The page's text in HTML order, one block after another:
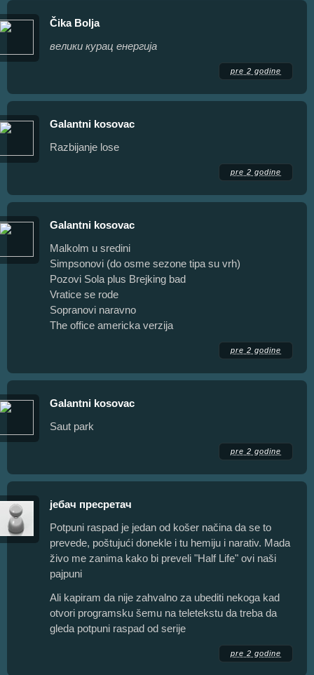
Čika Bolja
велики курац енергија
pre 2 godine
Galantni kosovac
Razbijanje lose
pre 2 godine
Galantni kosovac
Malkolm u sredini
Simpsonovi (do osme sezone tipa su vrh)
Pozovi Sola plus Brejking bad
Vratice se rode
Sopranovi naravno
The office americka verzija
pre 2 godine
Galantni kosovac
Saut park
pre 2 godine
јебач пресретач
Potpuni raspad je jedan od košer načina da se to
prevede, poštujući donekle i tu hemiju i narativ. Mada
živo me zanima kako bi preveli "Half Life" ovi naši
pajpuni
Ali kapiram da nije zahvalno za ubediti nekoga kad
otvori programsku šemu na teletekstu da treba da
gleda potpuni raspad od serije
pre 2 godine